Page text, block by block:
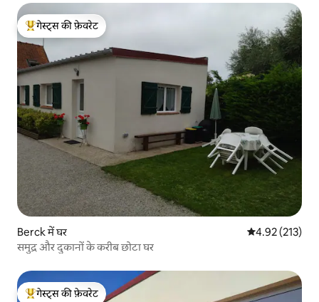
गेस्ट्स का टॉप फ़ेवरेट
गेस्ट्स की फ़ेवरेट
Berck में घर औसत रेटिंग 5 में से
4.92 (213)
समुद्र और दुकानों के करीब छोटा घर
गेस्ट्स की फ़ेवरेट